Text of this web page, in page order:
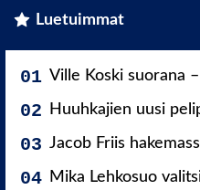
Luetuimmat
Ville Koski suorana
Huuhkajien uusi
Jacob Friis
Mika Lehkosuo